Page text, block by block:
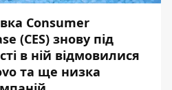
Consumer
(CES) знову під
в ній відмовилися
та ще низка